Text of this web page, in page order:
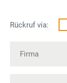
Rückruf via: